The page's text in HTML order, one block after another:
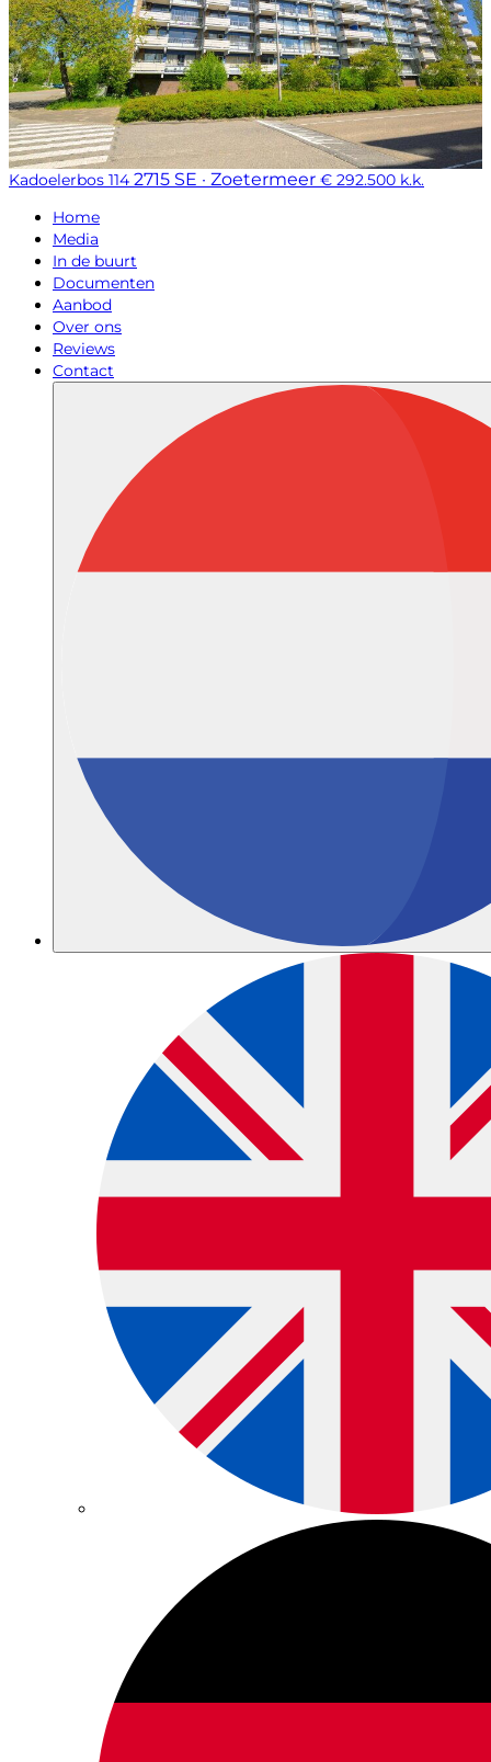
Kadoelerbos 114 2715 SE · Zoetermeer € 292.500 k.k.
Home
Media
In de buurt
Documenten
Aanbod
Over ons
Reviews
Contact